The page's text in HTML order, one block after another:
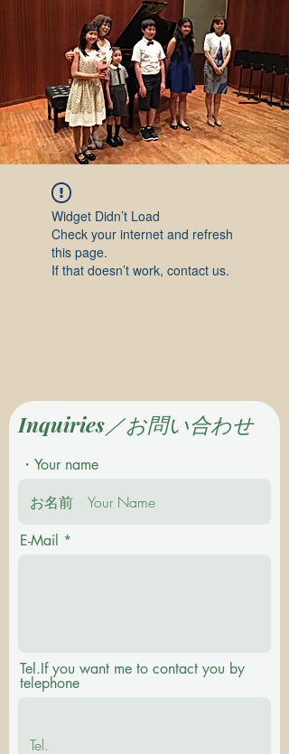
Widget Didn’t Load
Check your internet and refresh
this page.
If that doesn’t work, contact us.
Inquiries／お問い合わせ
・Your name
E-Mail
Tel.If you want me to contact you by
telephone